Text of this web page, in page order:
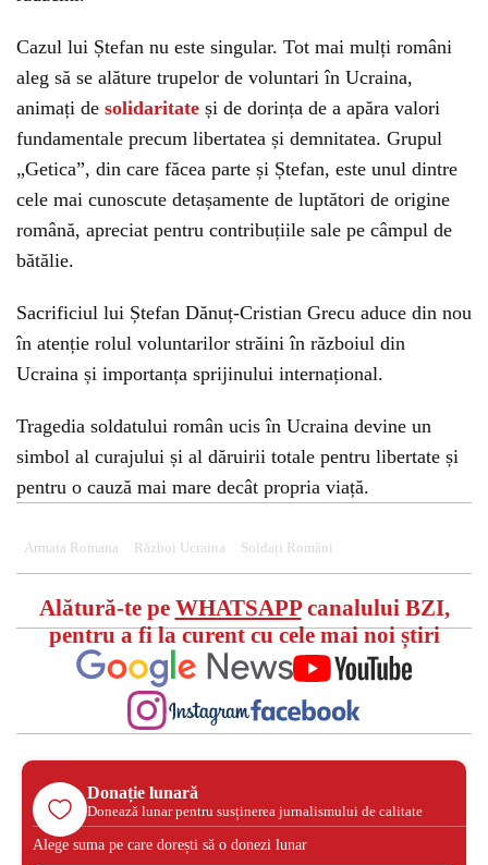
Cazul lui Ștefan nu este singular. Tot mai mulți români
aleg să se alăture trupelor de voluntari în Ucraina,
animați de solidaritate și de dorința de a apăra valori
fundamentale precum libertatea și demnitatea. Grupul
„Getica”, din care făcea parte și Ștefan, este unul dintre
cele mai cunoscute detașamente de luptători de origine
română, apreciat pentru contribuțiile sale pe câmpul de
bătălie.
Sacrificiul lui Ștefan Dănuț-Cristian Grecu aduce din nou
în atenție rolul voluntarilor străini în războiul din
Ucraina și importanța sprijinului internațional.
Tragedia soldatului român ucis în Ucraina devine un
simbol al curajului și al dăruirii totale pentru libertate și
pentru o cauză mai mare decât propria viață.
Armata Romana Război Ucraina Soldați Români
Alătură-te pe WHATSAPPcanalului BZI,
pentru a fi la curent cu cele mai noi știri
Donație lunară
Donează lunar pentru susținerea jurnalismului de calitate
Alege suma pe care dorești să o donezi lunar